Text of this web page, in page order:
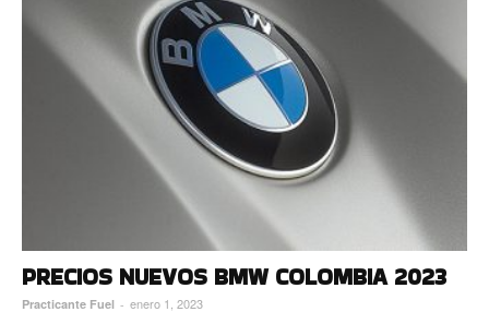
PRECIOS NUEVOS BMW COLOMBIA 2023
Practicante Fuel - enero 1, 2023